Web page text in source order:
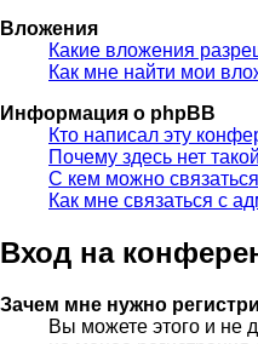
Вложения
Какие вложения
Как мне найти мои
Информация о phpBB
Кто написал эту
Почему здесь нет
С кем можно
Как мне связаться с
Вход на
Зачем мне нужно
Вы можете этого и не